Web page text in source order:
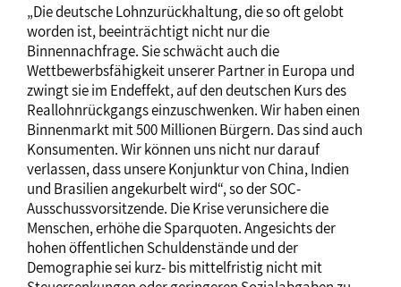
„Die deutsche Lohnzurückhaltung, die so oft gelobt
worden ist, beeinträchtigt nicht nur die
Binnennachfrage. Sie schwächt auch die
Wettbewerbsfähigkeit unserer Partner in Europa und
zwingt sie im Endeffekt, auf den deutschen Kurs des
Reallohnrückgangs einzuschwenken. Wir haben einen
Binnenmarkt mit 500 Millionen Bürgern. Das sind auch
Konsumenten. Wir können uns nicht nur darauf
verlassen, dass unsere Konjunktur von China, Indien
und Brasilien angekurbelt wird“, so der SOC-
Ausschussvorsitzende. Die Krise verunsichere die
Menschen, erhöhe die Sparquoten. Angesichts der
hohen öffentlichen Schuldenstände und der
Demographie sei kurz- bis mittelfristig nicht mit